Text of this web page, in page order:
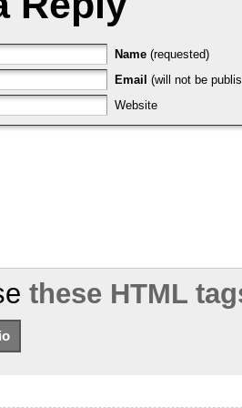
Name (requested)
Email (will not be
Website
these HTML